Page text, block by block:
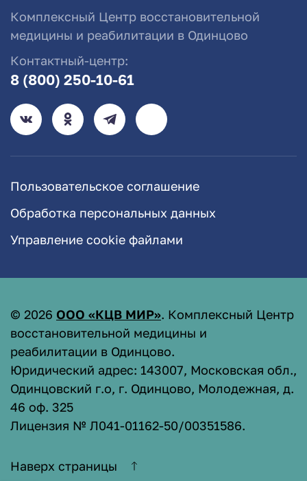
Комплексный Центр восстановительной
медицины и реабилитации в Одинцово
Контактный-центр:
8 (800) 250-10-61
Пользовательское соглашение
Обработка персональных данных
Управление cookie файлами
© 2026 ООО «КЦВ МИР». Комплексный Центр
восстановительной медицины и
реабилитации в Одинцово.
Юридический адрес: 143007, Московская обл.,
Одинцовский г.о, г. Одинцово, Молодежная, д.
46 оф. 325
Лицензия № Л041-01162-50/00351586.
Наверх страницы